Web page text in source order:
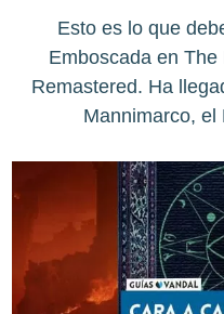
Esto es lo que
Emboscada en
Remastered. Ha
Mannimarco, el